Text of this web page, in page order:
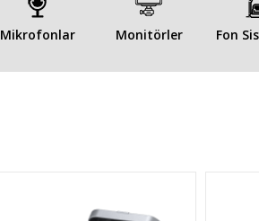
Mikrofonlar Monitörler Fon